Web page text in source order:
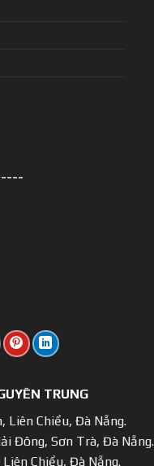
TRUNG
Liên Chiểu, Đà Nẵng.
Đông, Sơn Trà, Đà Nẵng.
Chiểu, Đà Nẵng.